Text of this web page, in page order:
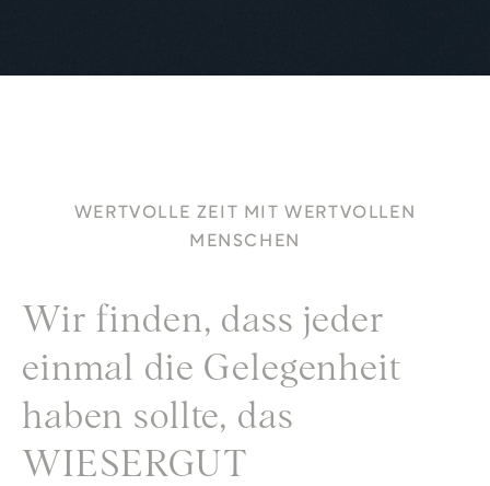
WERTVOLLE ZEIT MIT WERTVOLLEN
MENSCHEN
Wir finden, dass jeder
einmal die Gelegenheit
haben sollte, das
WIESERGUT